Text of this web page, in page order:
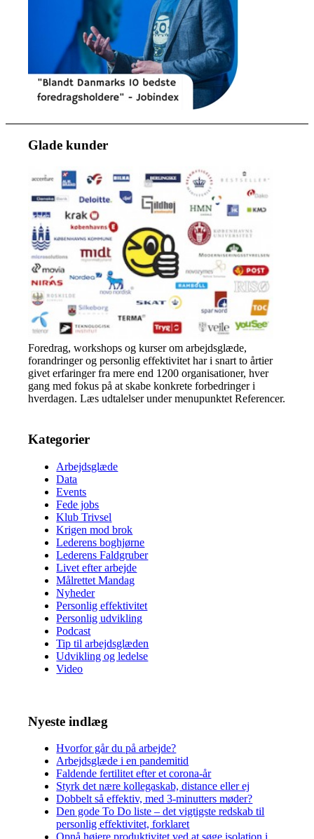
Glade kunder
Foredrag, workshops og kurser om arbejdsglæde,
forandringer og personlig effektivitet har i snart to årtier
givet erfaringer fra mere end 1200 organisationer, hver
gang med fokus på at skabe konkrete forbedringer i
hverdagen. Læs udtalelser under menupunktet Referencer.
Kategorier
Arbejdsglæde
Data
Events
Fede jobs
Klub Trivsel
Krigen mod brok
Lederens boghjørne
Lederens Faldgruber
Livet efter arbejde
Målrettet Mandag
Nyheder
Personlig effektivitet
Personlig udvikling
Podcast
Tip til arbejdsglæden
Udvikling og ledelse
Video
Nyeste indlæg
Hvorfor går du på arbejde?
Arbejdsglæde i en pandemitid
Faldende fertilitet efter et corona-år
Styrk det nære kollegaskab, distance eller ej
Dobbelt så effektiv, med 3-minutters møder?
Den gode To Do liste – det vigtigste redskab til
personlig effektivitet, forklaret